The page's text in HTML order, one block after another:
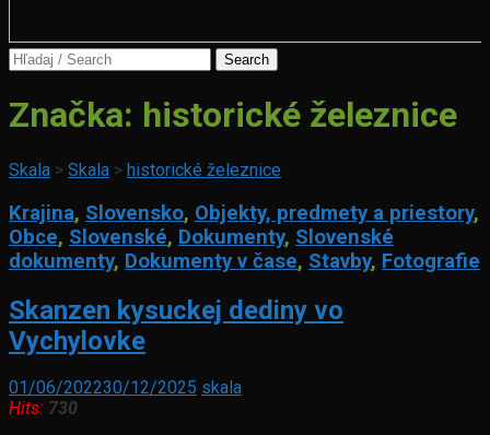
Search
Značka: historické železnice
Skala > Skala > historické železnice
Krajina, Slovensko, Objekty, predmety a priestory,
Obce, Slovenské, Dokumenty, Slovenské
dokumenty, Dokumenty v čase, Stavby, Fotografie
Skanzen kysuckej dediny vo
Vychylovke
01/06/202230/12/2025 skala
Hits: 730